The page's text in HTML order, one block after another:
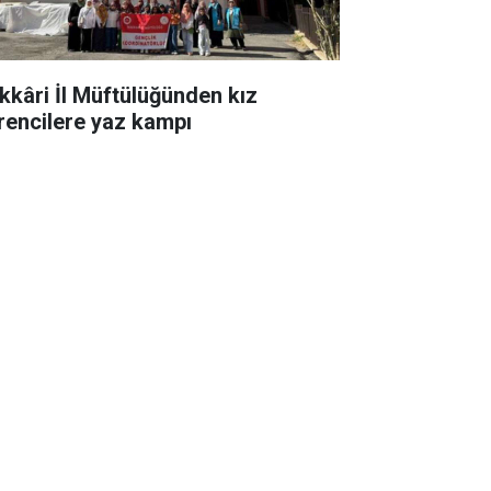
İl Müftülüğünden kız
yaz kampı